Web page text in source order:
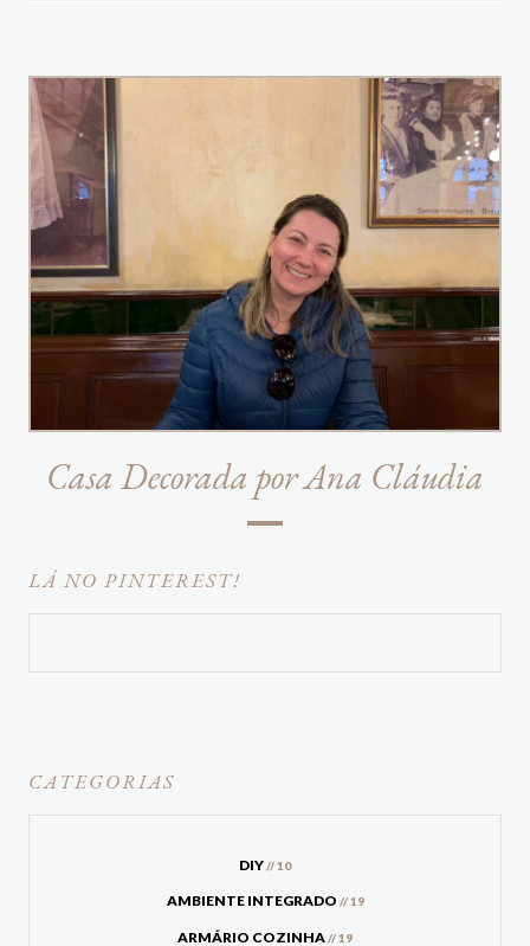
Casa Decorada por Ana Cláudia
LÁ NO PINTEREST!
CATEGORIAS
DIY// 10
AMBIENTE INTEGRADO // 19
ARMÁRIO COZINHA// 19